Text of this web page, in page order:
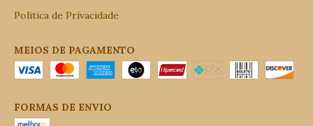
Politica de Privacidade
MEIOS DE PAGAMENTO
FORMAS DE ENVIO